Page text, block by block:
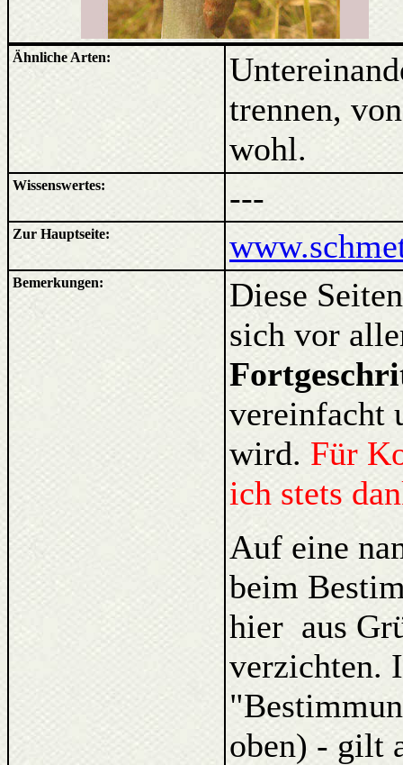
Ähnliche Arten:
trennen,
wohl.
Wissenswertes: ---
Zur Hauptseite:
Bemerkungen:
Diese
sich vor
vereinfacht
wird. Für
ich stets
Auf eine
beim
hier aus
verzichten.
oben) - gilt